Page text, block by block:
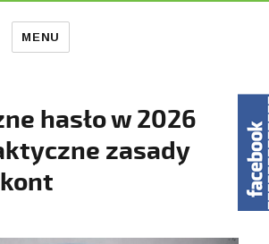
MENU
hasło w 2026
zasady